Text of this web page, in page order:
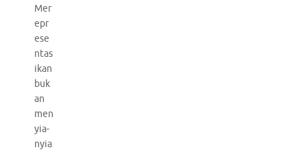
Mer
epr
ese
ntas
ikan
buk
an
men
yia-
nyia